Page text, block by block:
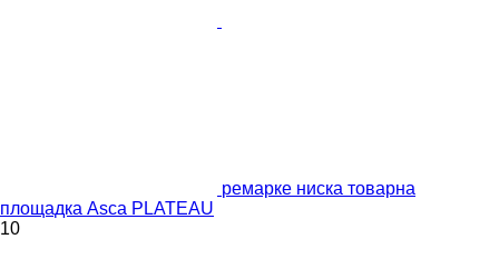
ремарке ниска товарна
площадка Asca PLATEAU
10